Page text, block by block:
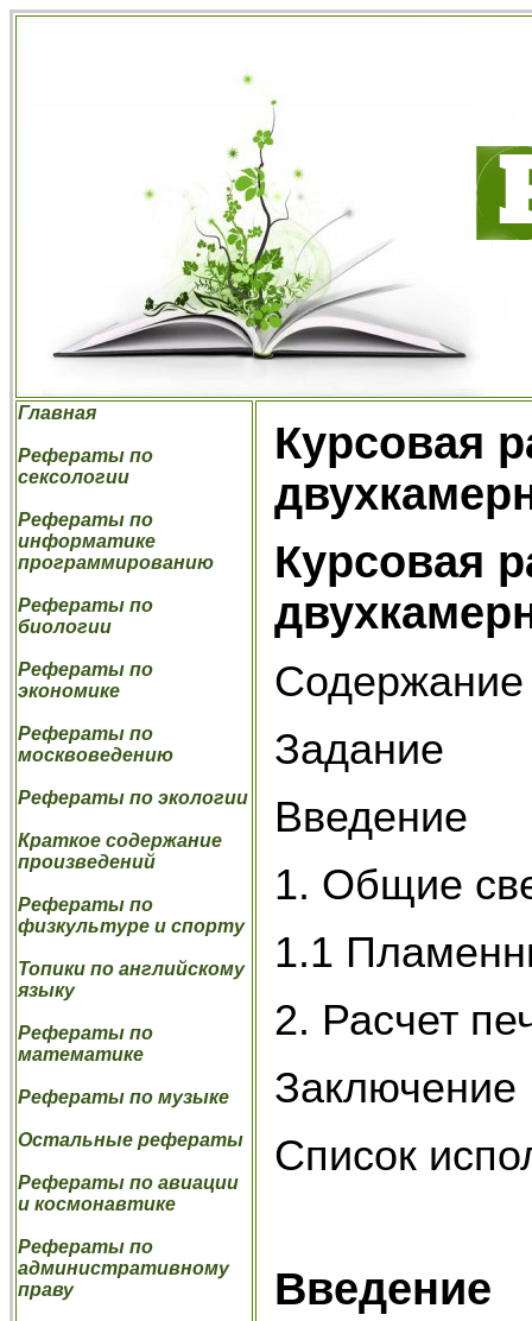
Главная
Рефераты по
сексологии
Рефераты по
информатике
программированию
Рефераты по
биологии
Рефераты по
экономике
Рефераты по
москвоведению
Рефераты по экологии
Краткое содержание
произведений
Рефераты по
физкультуре и спорту
Топики по английскому
языку
Рефераты по
математике
Рефераты по музыке
Остальные рефераты
Рефераты по авиации
и космонавтике
Рефераты по
административному
праву
Курсовая
Курсовая
Содержание
Задание
Введение
1. Общие
1.1
2. Расчет
Заключение
Список
Введение